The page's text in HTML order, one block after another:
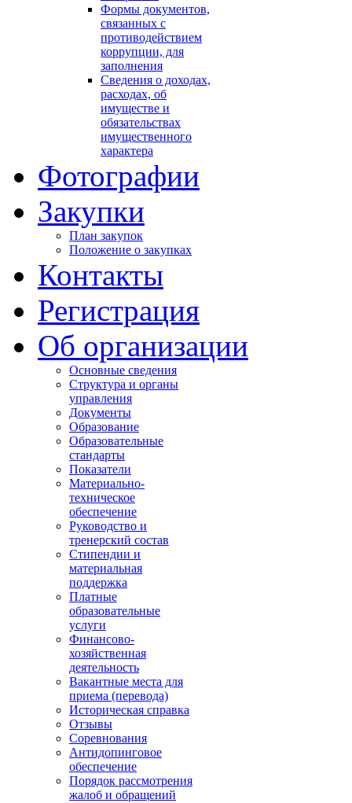
Формы документов,
связанных с
противодействием
коррупции, для
заполнения
Сведения о доходах,
расходах, об
имуществе и
обязательствах
имущественного
характера
Фотографии
Закупки
План закупок
Положение о закупках
Контакты
Регистрация
Об организации
Основные сведения
Структура и органы
управления
Документы
Образование
Образовательные
стандарты
Показатели
Материально-
техническое
обеспечение
Руководство и
тренерский состав
Стипендии и
материальная
поддержка
Платные
образовательные
услуги
Финансово-
хозяйственная
деятельность
Вакантные места для
приема (перевода)
Историческая справка
Отзывы
Соревнования
Антидопинговое
обеспечение
Порядок рассмотрения
жалоб и обращений